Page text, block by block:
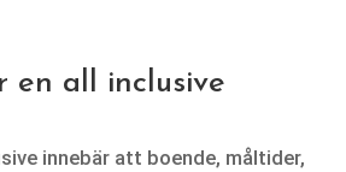
en all inclusive
innebär att boende, måltider,